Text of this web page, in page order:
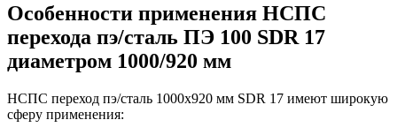
Особенности применения НСПС
перехода пэ/сталь ПЭ 100 SDR 17
диаметром 1000/920 мм
НСПС переход пэ/сталь 1000х920 мм SDR 17 имеют широкую
сферу применения: